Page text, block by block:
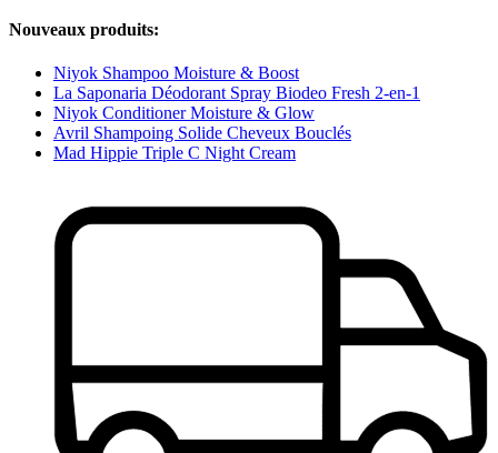
Nouveaux produits:
Niyok Shampoo Moisture & Boost
La Saponaria Déodorant Spray Biodeo Fresh 2-en-1
Niyok Conditioner Moisture & Glow
Avril Shampoing Solide Cheveux Bouclés
Mad Hippie Triple C Night Cream